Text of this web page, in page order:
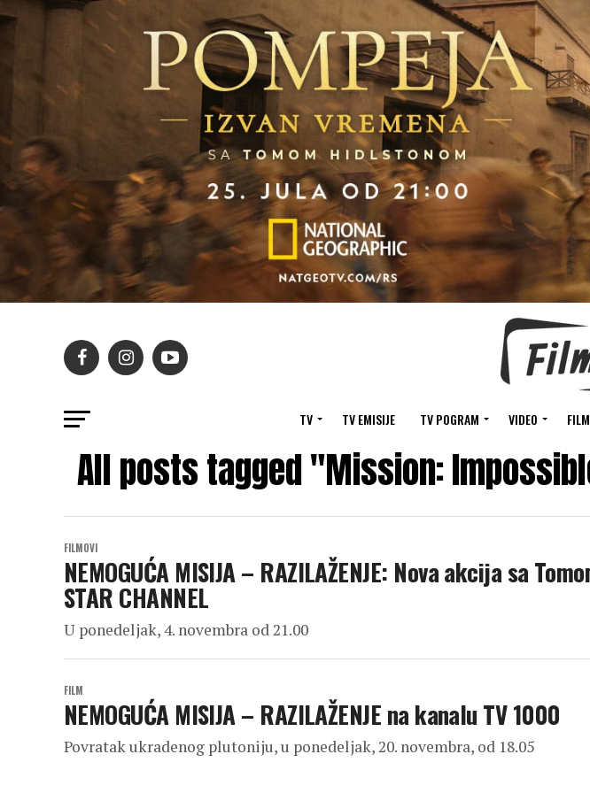
TV TV EMISIJE TV POGRAM VIDEO FILM
All posts tagged "Mission:
FILMOVI
NEMOGUĆA MISIJA – RAZILAŽENJE: Nova akcija sa
STAR CHANNEL
U ponedeljak, 4. novembra od 21.00
FILM
NEMOGUĆA MISIJA – RAZILAŽENJE na kanalu TV 1000
Povratak ukradenog plutoniju, u ponedeljak, 20. novembra, od 18.05